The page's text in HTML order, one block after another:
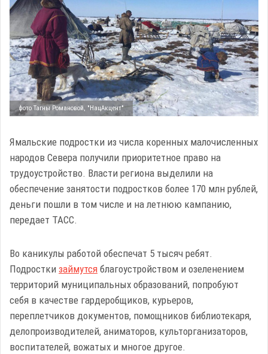
фото Тагны Романовой, "НацАкцент"
Ямальские подростки из числа коренных малочисленных
народов Севера получили приоритетное право на
трудоустройство. Власти региона выделили на
обеспечение занятости подростков более 170 млн рублей,
деньги пошли в том числе и на летнюю кампанию,
передает ТАСС.
Во каникулы работой обеспечат 5 тысяч ребят.
Подростки займутся благоустройством и озеленением
территорий муниципальных образований, попробуют
себя в качестве гардеробщиков, курьеров,
переплетчиков документов, помощников библиотекаря,
делопроизводителей, аниматоров, культорганизаторов,
воспитателей, вожатых и многое другое.